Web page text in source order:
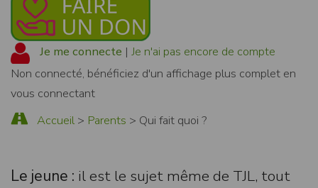
Je me connecte | Je n'ai pas encore de compte
Non connecté, bénéficiez d'un affichage plus complet en
vous connectant
Accueil > Parents > Qui fait quoi ?
Le jeune : il est le sujet même de TJL, tout